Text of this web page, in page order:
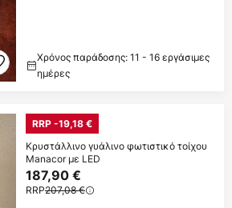
Χρόνος παράδοσης: 11 - 16 εργάσιμες
ημέρες
RRP -19,18 €
Κρυστάλλινο γυάλινο φωτιστικό τοίχου
Manacor με LED
187,90 €
RRP207,08 €